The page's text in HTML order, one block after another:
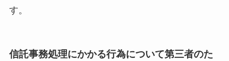
す。
信託事務処理にかかる行為について第三者のた